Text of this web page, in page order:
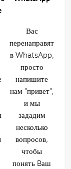
Вас
перенаправят
в WhatsApp,
просто
напишите
нам "привет",
и мы
зададим
несколько
вопросов,
чтобы
понять Bаш